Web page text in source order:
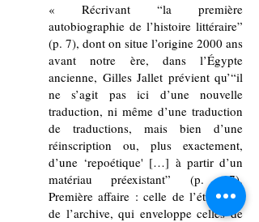
« Récrivant “la première
autobiographie de l’histoire littéraire”
(p. 7), dont on situe l’origine 2000 ans
avant notre ère, dans l’Égypte
ancienne, Gilles Jallet prévient qu’“il
ne s’agit pas ici d’une nouvelle
traduction, ni même d’une traduction
de traductions, mais bien d’une
réinscription ou, plus exactement,
d’une ‘repoétique' […] à partir d’un
matériau préexistant” (p. 17).
Première affaire : celle de l’étrangeté
de l’archive, qui enveloppe celles de